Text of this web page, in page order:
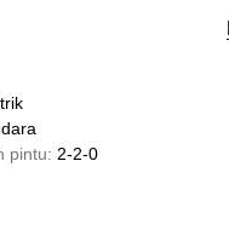
pintu
2-2-0